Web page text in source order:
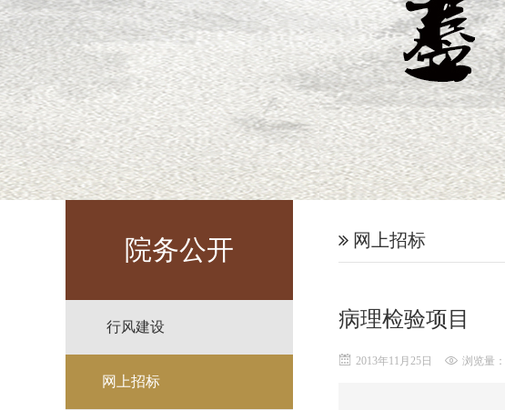
院务公开
行风建设
网上招标
网上招标
病理检验项目
2013年11月25日 浏览量：